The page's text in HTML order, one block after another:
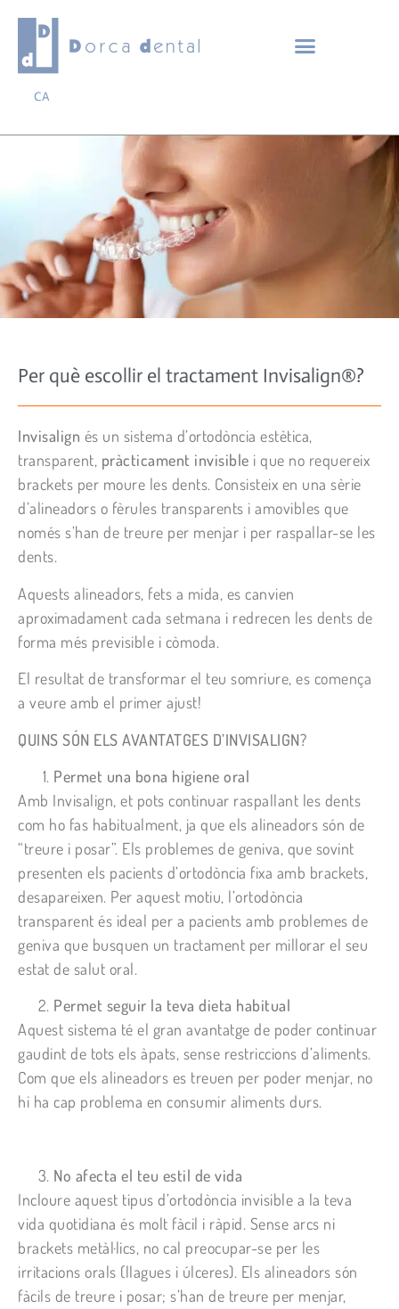
CA
Per què escollir el tractament Invisalign®?
Invisalign és un sistema d’ortodòncia estètica,
transparent, pràcticament invisible i que no requereix
brackets per moure les dents. Consisteix en una sèrie
d’alineadors o fèrules transparents i amovibles que
només s’han de treure per menjar i per raspallar-se les
dents.
Aquests alineadors, fets a mida, es canvien
aproximadament cada setmana i redrecen les dents de
forma més previsible i còmoda.
El resultat de transformar el teu somriure, es comença
a veure amb el primer ajust!
QUINS SÓN ELS AVANTATGES D’INVISALIGN?
Permet una bona higiene oral
Amb Invisalign, et pots continuar raspallant les dents
com ho fas habitualment, ja que els alineadors són de
“treure i posar”. Els problemes de geniva, que sovint
presenten els pacients d’ortodòncia fixa amb brackets,
desapareixen. Per aquest motiu, l’ortodòncia
transparent és ideal per a pacients amb problemes de
geniva que busquen un tractament per millorar el seu
estat de salut oral.
Permet seguir la teva dieta habitual
Aquest sistema té el gran avantatge de poder continuar
gaudint de tots els àpats, sense restriccions d’aliments.
Com que els alineadors es treuen per poder menjar, no
hi ha cap problema en consumir aliments durs.
No afecta el teu estil de vida
Incloure aquest tipus d’ortodòncia invisible a la teva
vida quotidiana és molt fàcil i ràpid. Sense arcs ni
brackets metàl·lics, no cal preocupar-se per les
irritacions orals (llagues i úlceres). Els alineadors són
fàcils de treure i posar; s’han de treure per menjar,